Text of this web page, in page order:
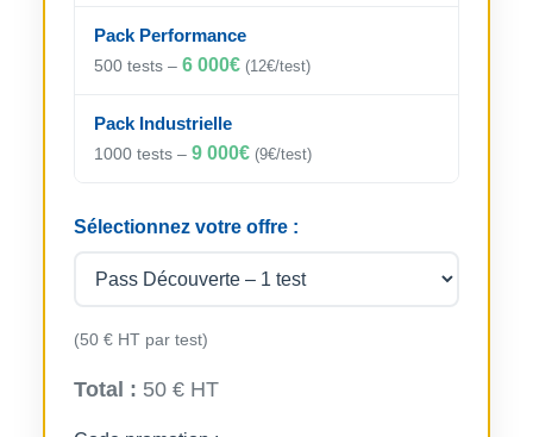
Pack Performance
500 tests – 6 000€ (12€/test)
Pack Industrielle
1000 tests – 9 000€ (9€/test)
Sélectionnez votre offre :
(50 € HT par test)
Total : 50 € HT